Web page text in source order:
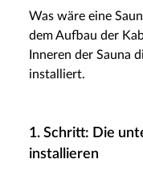
Was wäre eine
dem Aufbau der
Inneren der Sauna
installiert.
1. Schritt: Die
installieren